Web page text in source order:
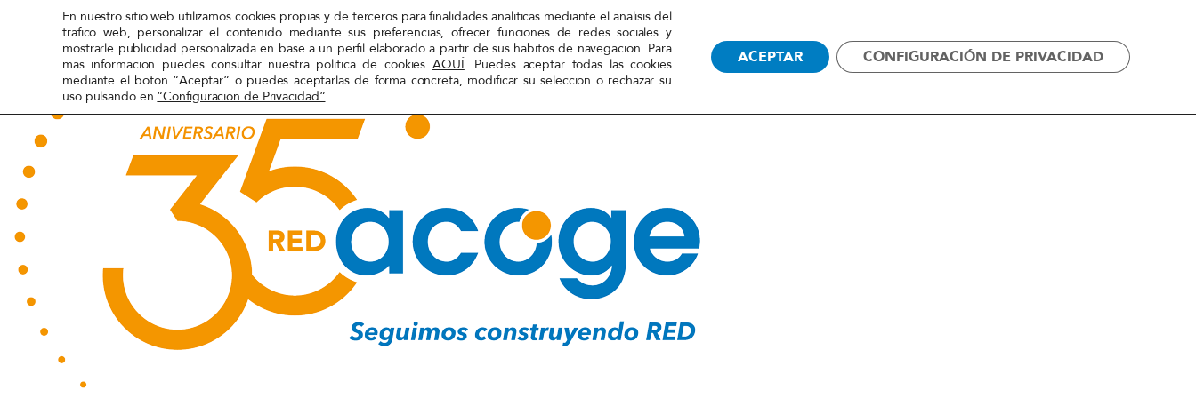
TransparenciaRecursosCampañasContacto
Acoge
Inicio»Transformación»Convive: Por una sociedad diversa e inclusiva
2022
CONVIVE: por una sociedad
diversa
TRANSFORMACIÓN
En nuestro sitio web utilizamos cookies propias y de terceros para finalidades analíticas mediante el análisis del
tráfico web, personalizar el contenido mediante sus preferencias, ofrecer funciones de redes sociales y
mostrarle publicidad personalizada en base a un perfil elaborado a partir de sus hábitos de navegación. Para
más información puedes consultar nuestra política de cookiesAQUÍ. Puedes aceptar todas las cookies
mediante el botón “Aceptar” o puedes aceptarlas de forma concreta, modificar su selección o rechazar su
uso pulsando en “Configuración de Privacidad”.
ACEPTAR CONFIGURACIÓN DE PRIVACIDAD